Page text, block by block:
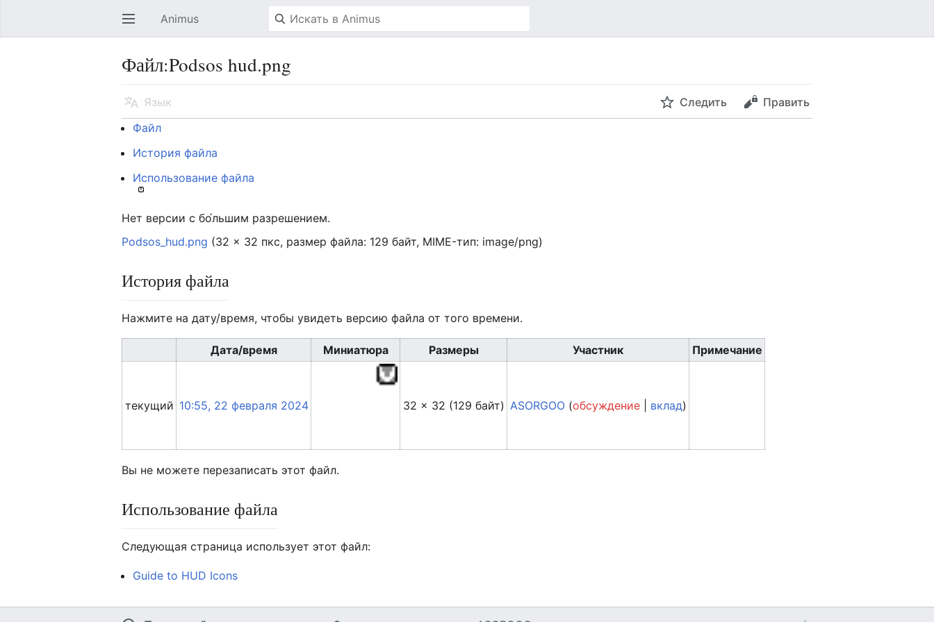
Открыть главное меню Animus
Файл:Podsos hud.png
Язык Следить
Править
Файл
История файла
Использование файла
Нет версии с бо́льшим разрешением.
Podsos_hud.png (32 × 32 пкс, размер файла: 129 байт, MIME-тип: image/png)
История файла
Нажмите на дату/время, чтобы увидеть версию файла от того времени.
Дата/время Миниатюра Размеры Участник Примечание
текущий 10:55, 22 февраля 2024 32 × 32 (129 байт) ASORGOO (обсуждение| вклад)
Вы не можете перезаписать этот файл.
Использование файла
Следующая страница использует этот файл:
Guide to HUD Icons